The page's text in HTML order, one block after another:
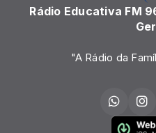
Rádio Educativa FM
"A Rádio da